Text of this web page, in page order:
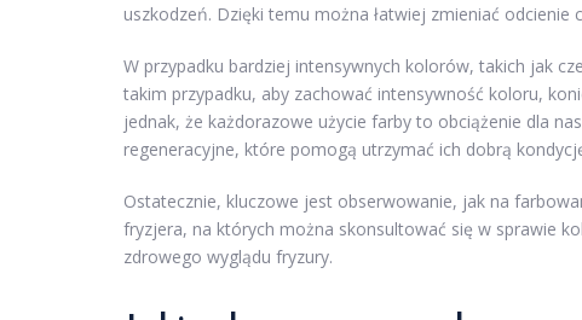
uszkodzeń. Dzięki temu można łatwiej zmieniać
W przypadku bardziej intensywnych kolorów, takich jak
takim przypadku, aby zachować intensywność koloru,
jednak, że każdorazowe użycie farby to obciążenie dla
regeneracyjne, które pomogą utrzymać ich dobrą
Ostatecznie, kluczowe jest obserwowanie, jak na
fryzjera, na których można skonsultować się w sprawie
zdrowego wyglądu fryzury.